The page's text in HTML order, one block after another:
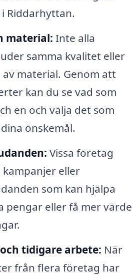
Riddarhyttan.
material: Inte alla
samma kvalitet eller
material. Genom att
kan du se vad som
en och välja det som
önskemål.
Vissa företag
eller
som kan hjälpa
pengar eller få mer värde
tidigare arbete: När
från flera företag har